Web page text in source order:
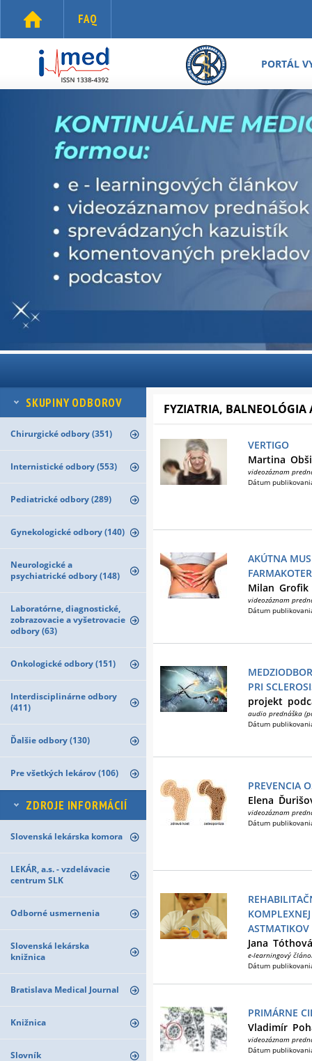
FAQ
PORTÁL
SKUPINY ODBOROV
Chirurgické odbory (351)
Internistické odbory (553)
Pediatrické odbory (289)
Gynekologické odbory (140)
Neurologické a
psychiatrické odbory (148)
Laboratórne, diagnostické,
zobrazovacie a vyšetrovacie
odbory (63)
Onkologické odbory (151)
Interdisciplinárne odbory
(411)
Ďalšie odbory (130)
Pre všetkých lekárov (106)
ZDROJE INFORMÁCIÍ
Slovenská lekárska komora
LEKÁR, a.s. - vzdelávacie
centrum SLK
Odborné usmernenia
Slovenská lekárska
knižnica
Bratislava Medical Journal
Knižnica
Slovník
FYZIATRIA, BALNEOLÓGIA
VERTIGO
Martina
videozáznam
Dátum
AKÚTNA
Milan Grofik
videozáznam
Dátum
PRI
projekt
audio prednáška
Dátum
PREVENCIA
Elena
videozáznam
Dátum
ASTMATIKOV
Jana Tóthová
e-learningový
Dátum
PRIMÁRNE
Vladimír
videozáznam
Dátum